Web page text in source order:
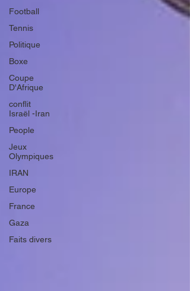
Football
Tennis
Politique
Boxe
Coupe
D'Afrique
conflit
Israël -Iran
People
Jeux
Olympiques
IRAN
Europe
France
Gaza
Faits divers